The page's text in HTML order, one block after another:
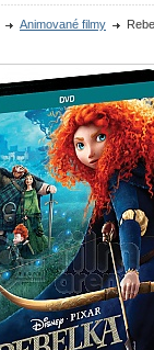
Animované filmy